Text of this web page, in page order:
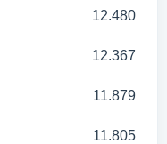
12.480
12.367
11.879
11.805